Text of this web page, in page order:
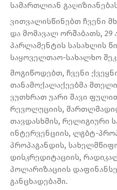
სამართლიან
ვითვალისწინებთ ჩვენი
და მომავალ ორშაბათს,
პარლამენტის სასახლის
საყოველთაო-სახალხო
მოგიწოდებთ, ჩვენი
თანამოქალაქეებმა
ვუთხრათ უარი შავი
რევოლუციის,
თავდასხმის, რელიგიური
ინტერვენციის, ლგბტ-
პროპაგანდის,
დისკრედიტაციის,
პოლარიზაციის
განცხადებაში.